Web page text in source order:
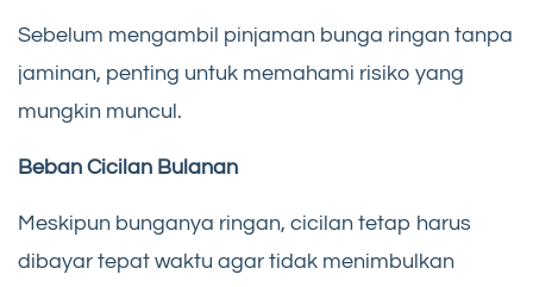
Sebelum mengambil pinjaman bunga ringan tanpa
jaminan, penting untuk memahami risiko yang
mungkin muncul.
Beban Cicilan Bulanan
Meskipun bunganya ringan, cicilan tetap harus
dibayar tepat waktu agar tidak menimbulkan